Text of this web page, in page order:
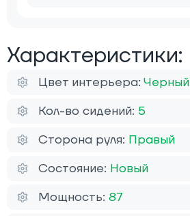
Характеристики:
Цвет интерьера: Черный
Кол-во сидений: 5
Сторона руля: Правый
Состояние: Новый
Мощность: 87